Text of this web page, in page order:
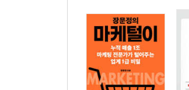
3. 히스토리 - 그때부터 최초
최고(最古)가 최고(最高) |
‘그때부터 최초!’ | Key Point